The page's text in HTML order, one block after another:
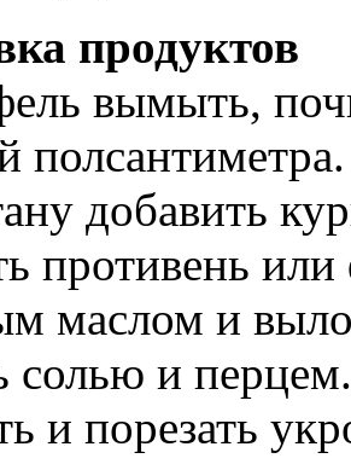
продуктов
вымыть,
полсантиметра.
добавить
противень
маслом и
солью и перцем.
и порезать